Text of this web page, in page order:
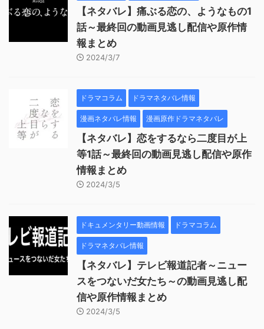
【ネタバレ】痛ぶる恋の、ようなもの1
話～最終回の動画見逃し配信や原作情
報まとめ
2024/3/7
ドラマコラム ドラマネタバレ情報
漫画ネタバレ情報 漫画原作ドラマネタバレ
【ネタバレ】恋をするなら二度目が上
等1話～最終回の動画見逃し配信や原作
情報まとめ
2024/3/5
ドキュメンタリー動画情報 ドラマコラム
ドラマネタバレ情報
【ネタバレ】テレビ報道記者～ニュー
スをつないだ女たち～の動画見逃し配
信や原作情報まとめ
2024/3/5